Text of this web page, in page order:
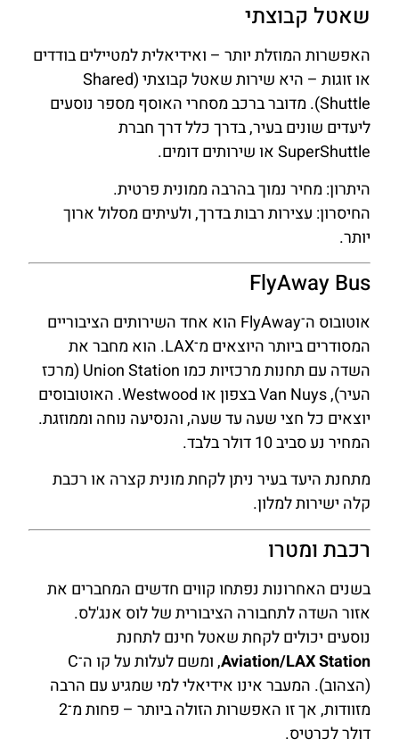
שאטל קבוצתי
האפשרות המוזלת יותר – ואידיאלית למטיילים בודדים
או זוגות – היא שירות שאטל קבוצתי (Shared
Shuttle). מדובר ברכב מסחרי האוסף מספר נוסעים
ליעדים שונים בעיר, בדרך כלל דרך חברת
SuperShuttle או שירותים דומים.
היתרון: מחיר נמוך בהרבה ממונית פרטית.
החיסרון: עצירות רבות בדרך, ולעיתים מסלול ארוך
יותר.
FlyAway Bus
אוטובוס ה־FlyAway הוא אחד השירותים הציבוריים
המסודרים ביותר היוצאים מ־LAX. הוא מחבר את
השדה עם תחנות מרכזיות כמו Union Station (מרכז
העיר), Van Nuys בצפון או Westwood. האוטובוסים
יוצאים כל חצי שעה עד שעה, והנסיעה נוחה וממוזגת.
המחיר נע סביב 10 דולר בלבד.
מתחנת היעד בעיר ניתן לקחת מונית קצרה או רכבת
קלה ישירות למלון.
רכבת ומטרו
בשנים האחרונות נפתחו קווים חדשים המחברים את
אזור השדה לתחבורה הציבורית של לוס אנג'לס.
נוסעים יכולים לקחת שאטל חינם לתחנת
Aviation/LAX Station
, ומשם לעלות על קו ה־C
(הצהוב). המעבר אינו אידיאלי למי שמגיע עם הרבה
מזוודות, אך זו האפשרות הזולה ביותר – פחות מ־2
דולר לכרטיס.